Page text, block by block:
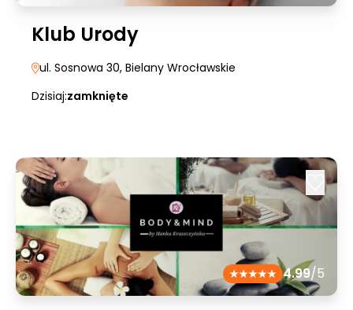
Klub Urody
ul. Sosnowa 30, Bielany Wrocławskie
Dzisiaj:zamknięte
4.99/5